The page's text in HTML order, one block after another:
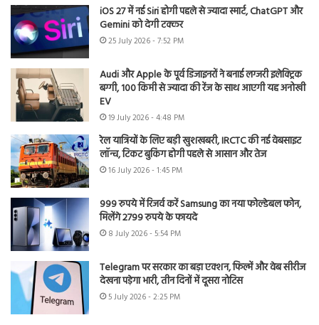
iOS 27 में नई Siri होगी पहले से ज्यादा स्मार्ट, ChatGPT और
Gemini को देगी टक्कर
25 July 2026 - 7:52 PM
Audi और Apple के पूर्व डिजाइनरों ने बनाई लग्जरी इलेक्ट्रिक
बग्गी, 100 किमी से ज्यादा की रेंज के साथ आएगी यह अनोखी
EV
19 July 2026 - 4:48 PM
रेल यात्रियों के लिए बड़ी खुशखबरी, IRCTC की नई वेबसाइट
लॉन्च, टिकट बुकिंग होगी पहले से आसान और तेज
16 July 2026 - 1:45 PM
999 रुपये में रिजर्व करें Samsung का नया फोल्डेबल फोन,
मिलेंगे 2799 रुपये के फायदे
8 July 2026 - 5:54 PM
Telegram पर सरकार का बड़ा एक्शन, फिल्में और वेब सीरीज
देखना पड़ेगा भारी, तीन दिनों में दूसरा नोटिस
5 July 2026 - 2:25 PM